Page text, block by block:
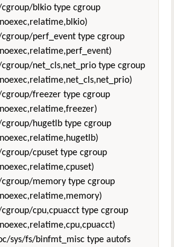
blkio type cgroup
perf_event type cgroup
net_cls,net_prio type cgroup
freezer type cgroup
hugetlb type cgroup
cpuset type cgroup
memory type cgroup
cpu,cpuacct type cgroup
sys/fs/binfmt_misc type autofs